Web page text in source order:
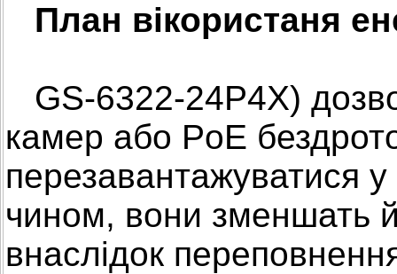
План вікористаня
GS-6322-24P4X)
камер або PoE
перезавантажуватися
чином, вони зменшать
внаслідок